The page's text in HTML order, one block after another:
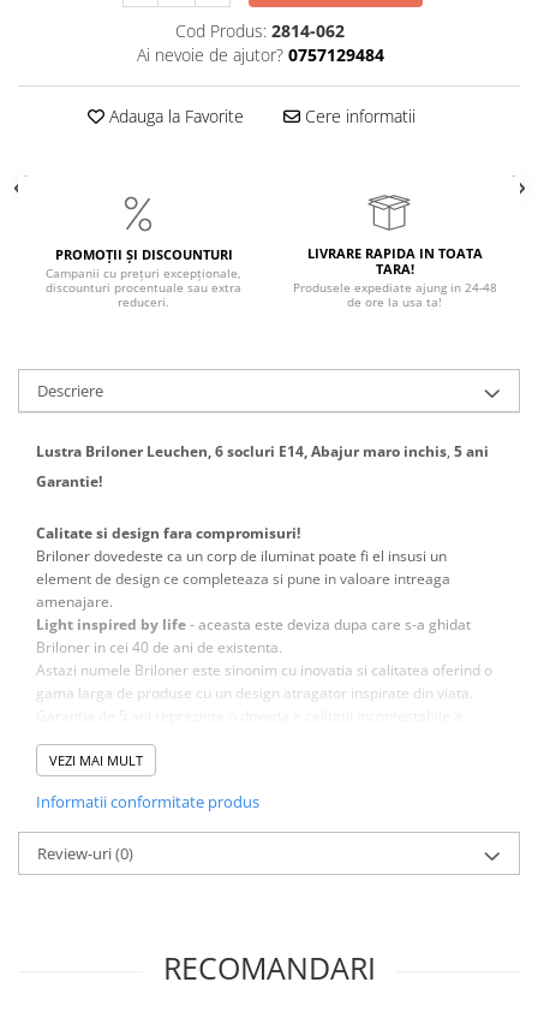
Cod Produs: 2814-062
Ai nevoie de ajutor? 0757129484
Adauga la Favorite Cere informatii
PROMOȚII ȘI DISCOUNTURI
Campanii cu prețuri excepționale,
discounturi procentuale sau extra
reduceri.
LIVRARE RAPIDA IN TOATA
TARA!
Produsele expediate ajung in 24-48
de ore la usa ta!
Descriere
Lustra Briloner Leuchen, 6 socluri E14, Abajur maro inchis, 5 ani
Garantie!
Calitate si design fara compromisuri!
Briloner dovedeste ca un corp de iluminat poate fi el insusi un
element de design ce completeaza si pune in valoare intreaga
amenajare.
Light inspired by life- aceasta este deviza dupa care s-a ghidat
Briloner in cei 40 de ani de existenta.
Astazi numele Briloner este sinonim cu inovatia si calitatea oferind o
gama larga de produse cu un design atragator inspirate din viata.
acest corp de iluminat o alegere ideala fie ca vorbim de iluminat
VEZI MAI MULT
Informatii conformitate produs
Review-uri(0)
RECOMANDARI